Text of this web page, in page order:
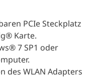
PCIe Steckplatz
Karte.
7 SP1 oder
des WLAN Adapters